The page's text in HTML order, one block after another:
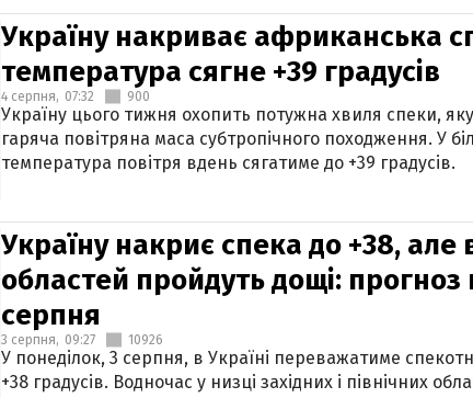
Україну накриває африканська
температура сягне +39 градусів
4 серпня, 07:32 900
Україну цього тижня охопить потужна хвиля спеки,
гаряча повітряна маса субтропічного походження. У
температура повітря вдень сягатиме до +39 градусів.
Україну накриє спека до +38, але
областей пройдуть дощі: прогноз
серпня
3 серпня, 09:27 10926
У понеділок, 3 серпня, в Україні переважатиме
+38 градусів. Водночас у низці західних і північних